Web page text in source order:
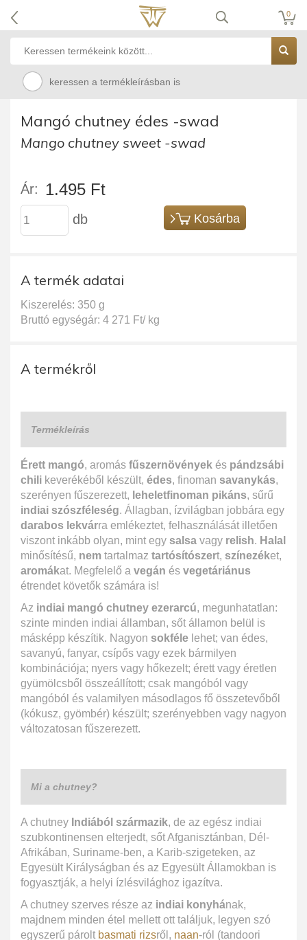
0
keressen a termékleírásban is
Mangó chutney édes -swad
Mango chutney sweet -swad
Ár: 1.495 Ft
db Kosárba
A termék adatai
Kiszerelés: 350 g
Bruttó egységár: 4 271 Ft/ kg
A termékről
Termékleírás
Érett mangó, aromás fűszernövények és pándzsábi
chili keverékéből készült, édes, finoman savanykás,
szerényen fűszerezett, leheletfinoman pikáns, sűrű
indiai szószféleség. Állagban, ízvilágban jobbára egy
darabos lekvárra emlékeztet, felhasználását illetően
viszont inkább olyan, mint egy salsa vagy relish. Halal
minősítésű, nem tartalmaz tartósítószert, színezéket,
aromákat. Megfelelő a vegán és vegetáriánus
étrendet követők számára is!
Az indiai mangó chutney ezerarcú, megunhatatlan:
szinte minden indiai államban, sőt államon belül is
másképp készítik. Nagyon sokféle lehet; van édes,
savanyú, fanyar, csípős vagy ezek bármilyen
kombinációja; nyers vagy hőkezelt; érett vagy éretlen
gyümölcsből összeállított; csak mangóból vagy
mangóból és valamilyen másodlagos fő összetevőből
(kókusz, gyömbér) készült; szerényebben vagy nagyon
változatosan fűszerezett.
Mi a chutney?
A chutney Indiából származik, de az egész indiai
szubkontinensen elterjedt, sőt Afganisztánban, Dél-
Afrikában, Suriname-ben, a Karib-szigeteken, az
Egyesült Királyságban és az Egyesült Államokban is
fogyasztják, a helyi ízlésvilághoz igazítva.
A chutney szerves része az indiai konyhának,
majdnem minden étel mellett ott találjuk, legyen szó
egyszerű párolt basmati rizsről, naan-ról (tandoori